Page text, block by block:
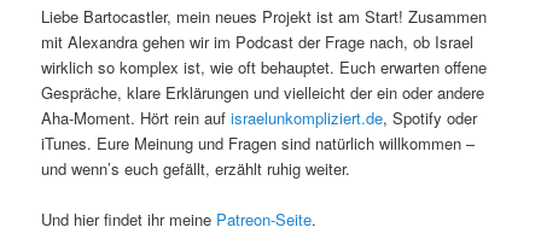
Liebe Bartocastler, mein neues Projekt ist am Start! Zusammen
mit Alexandra gehen wir im Podcast der Frage nach, ob Israel
wirklich so komplex ist, wie oft behauptet. Euch erwarten offene
Gespräche, klare Erklärungen und vielleicht der ein oder andere
Aha-Moment. Hört rein aufisraelunkompliziert.de, Spotify oder
iTunes. Eure Meinung und Fragen sind natürlich willkommen –
und wenn’s euch gefällt, erzählt ruhig weiter.
Und hier findet ihr meine Patreon-Seite.